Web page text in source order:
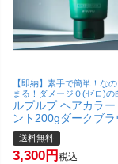
【即納】素手で簡単！な
まる！ダメージ０(ゼロ)の
ルプルプ ヘアカラ
ント200gダークブラ
【LPLP正規販売店/
添加/染毛料】【宅配
料】
送料無料
3,300 税込